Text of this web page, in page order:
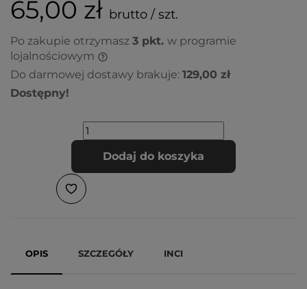
65,00 zł brutto / szt.
Po zakupie otrzymasz 3 pkt. w programie
lojalnościowym
Do darmowej dostawy brakuje: 129,00 zł
Dostępny!
Dodaj do koszyka
OPIS SZCZEGÓŁY INCI